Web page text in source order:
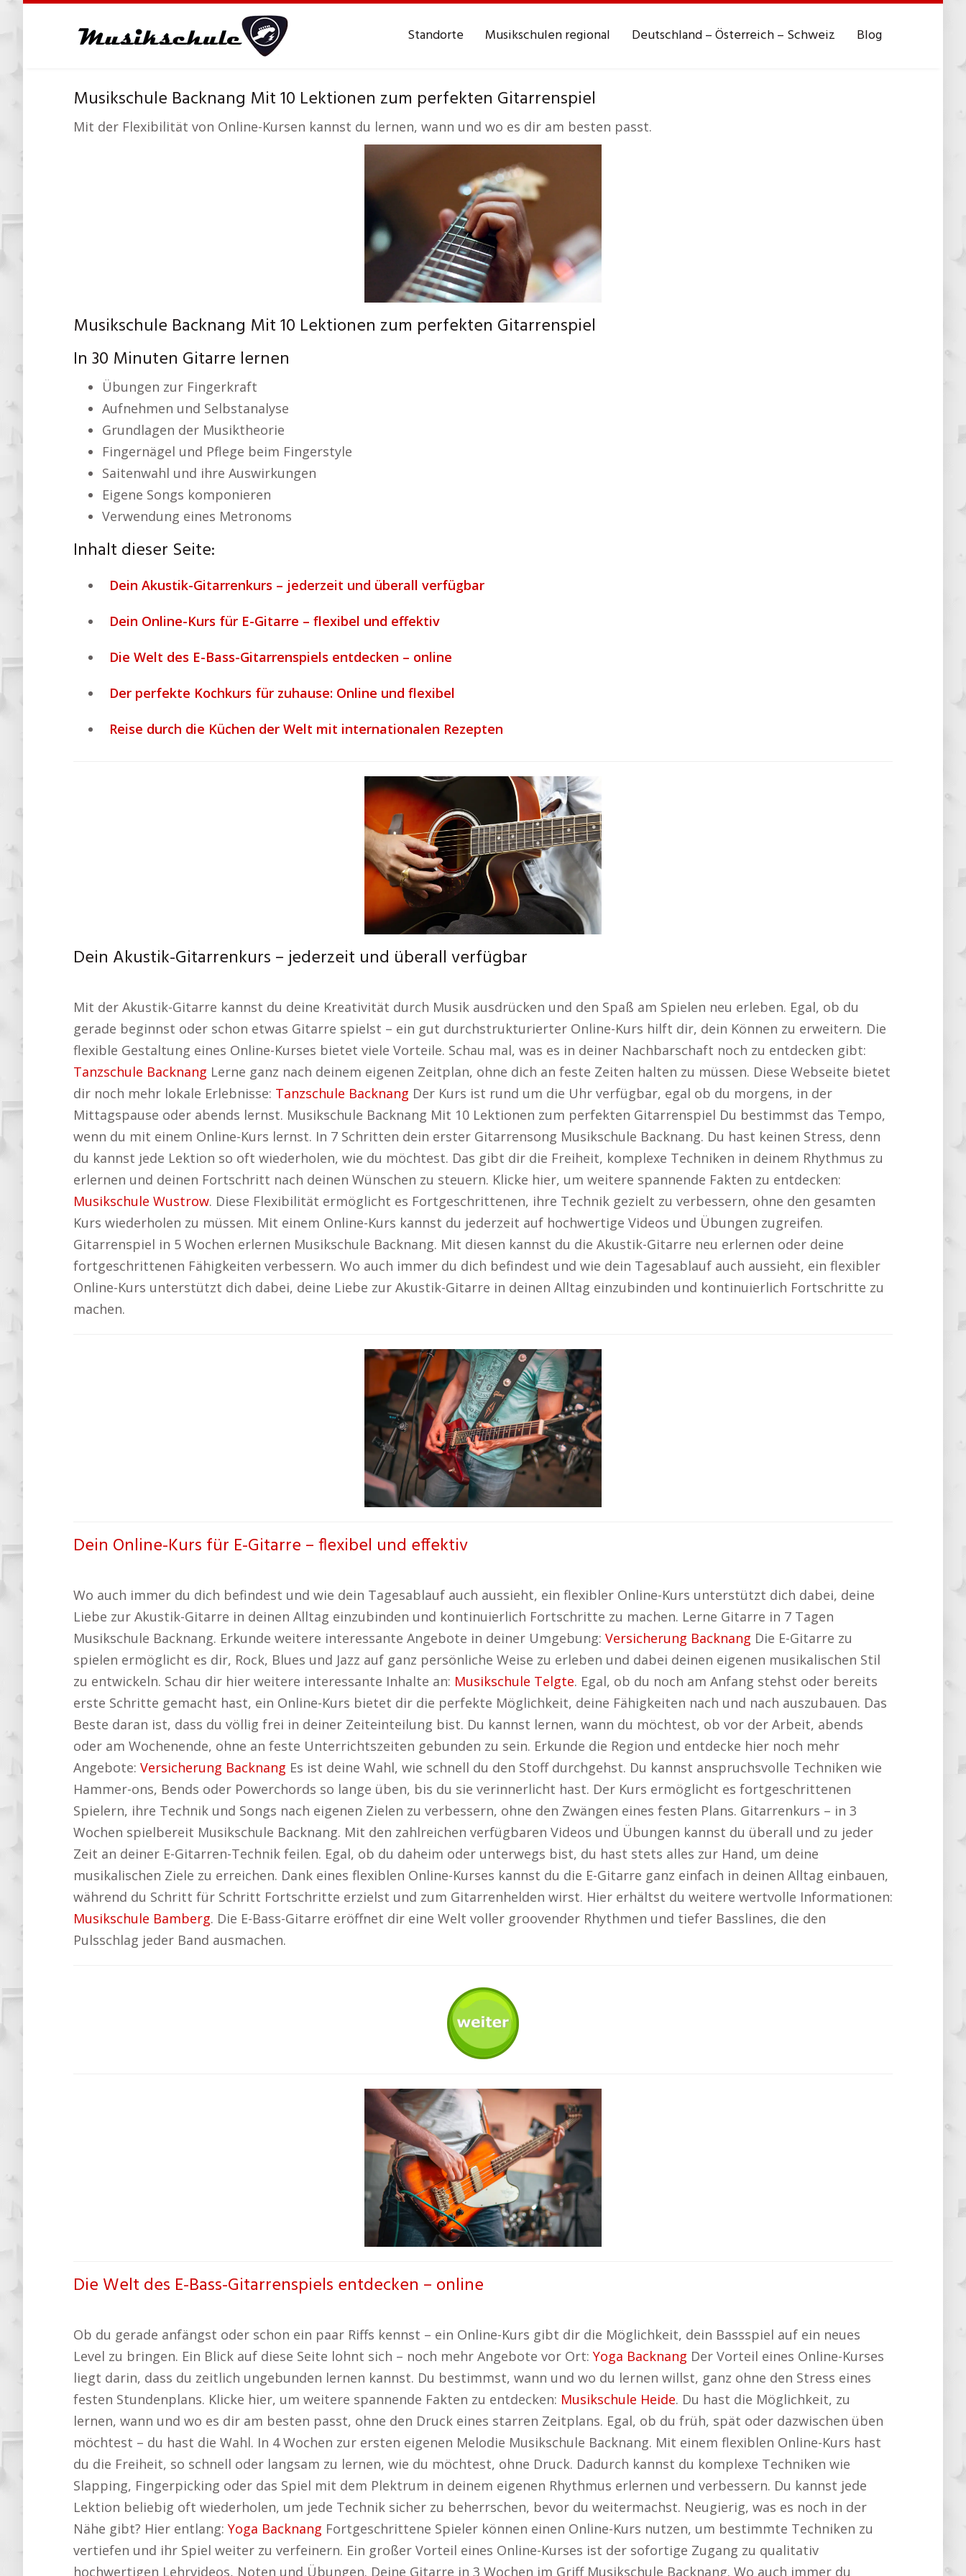
content
Standorte Musikschulen regional Deutschland – Österreich – Schweiz Blog
Musikschule Backnang Mit 10 Lektionen zum perfekten Gitarrenspiel
Mit der Flexibilität von Online-Kursen kannst du lernen, wann und wo es dir am besten passt.
Musikschule Backnang Mit 10 Lektionen zum perfekten Gitarrenspiel
In 30 Minuten Gitarre lernen
Übungen zur Fingerkraft
Aufnehmen und Selbstanalyse
Grundlagen der Musiktheorie
Fingernägel und Pflege beim Fingerstyle
Saitenwahl und ihre Auswirkungen
Eigene Songs komponieren
Verwendung eines Metronoms
Inhalt dieser Seite:
Dein Akustik-Gitarrenkurs – jederzeit und überall verfügbar
Dein Online-Kurs für E-Gitarre – flexibel und effektiv
Die Welt des E-Bass-Gitarrenspiels entdecken – online
Der perfekte Kochkurs für zuhause: Online und flexibel
Reise durch die Küchen der Welt mit internationalen Rezepten
Dein Akustik-Gitarrenkurs – jederzeit und überall verfügbar
Mit der Akustik-Gitarre kannst du deine Kreativität durch Musik ausdrücken und den Spaß am Spielen neu erleben. Egal, ob du
gerade beginnst oder schon etwas Gitarre spielst – ein gut durchstrukturierter Online-Kurs hilft dir, dein Können zu erweitern. Die
flexible Gestaltung eines Online-Kurses bietet viele Vorteile. Schau mal, was es in deiner Nachbarschaft noch zu entdecken gibt:
Tanzschule Backnang Lerne ganz nach deinem eigenen Zeitplan, ohne dich an feste Zeiten halten zu müssen. Diese Webseite bietet
dir noch mehr lokale Erlebnisse: Tanzschule Backnang Der Kurs ist rund um die Uhr verfügbar, egal ob du morgens, in der
Mittagspause oder abends lernst. Musikschule Backnang Mit 10 Lektionen zum perfekten Gitarrenspiel Du bestimmst das Tempo,
wenn du mit einem Online-Kurs lernst. In 7 Schritten dein erster Gitarrensong Musikschule Backnang. Du hast keinen Stress, denn
du kannst jede Lektion so oft wiederholen, wie du möchtest. Das gibt dir die Freiheit, komplexe Techniken in deinem Rhythmus zu
erlernen und deinen Fortschritt nach deinen Wünschen zu steuern. Klicke hier, um weitere spannende Fakten zu entdecken:
Musikschule Wustrow. Diese Flexibilität ermöglicht es Fortgeschrittenen, ihre Technik gezielt zu verbessern, ohne den gesamten
Kurs wiederholen zu müssen. Mit einem Online-Kurs kannst du jederzeit auf hochwertige Videos und Übungen zugreifen.
Gitarrenspiel in 5 Wochen erlernen Musikschule Backnang. Mit diesen kannst du die Akustik-Gitarre neu erlernen oder deine
fortgeschrittenen Fähigkeiten verbessern. Wo auch immer du dich befindest und wie dein Tagesablauf auch aussieht, ein flexibler
Online-Kurs unterstützt dich dabei, deine Liebe zur Akustik-Gitarre in deinen Alltag einzubinden und kontinuierlich Fortschritte zu
machen.
Dein Online-Kurs für E-Gitarre – flexibel und effektiv
Wo auch immer du dich befindest und wie dein Tagesablauf auch aussieht, ein flexibler Online-Kurs unterstützt dich dabei, deine
Liebe zur Akustik-Gitarre in deinen Alltag einzubinden und kontinuierlich Fortschritte zu machen. Lerne Gitarre in 7 Tagen
Musikschule Backnang. Erkunde weitere interessante Angebote in deiner Umgebung: Versicherung Backnang Die E-Gitarre zu
spielen ermöglicht es dir, Rock, Blues und Jazz auf ganz persönliche Weise zu erleben und dabei deinen eigenen musikalischen Stil
zu entwickeln. Schau dir hier weitere interessante Inhalte an: Musikschule Telgte. Egal, ob du noch am Anfang stehst oder bereits
erste Schritte gemacht hast, ein Online-Kurs bietet dir die perfekte Möglichkeit, deine Fähigkeiten nach und nach auszubauen. Das
Beste daran ist, dass du völlig frei in deiner Zeiteinteilung bist. Du kannst lernen, wann du möchtest, ob vor der Arbeit, abends
oder am Wochenende, ohne an feste Unterrichtszeiten gebunden zu sein. Erkunde die Region und entdecke hier noch mehr
Angebote: Versicherung Backnang Es ist deine Wahl, wie schnell du den Stoff durchgehst. Du kannst anspruchsvolle Techniken wie
Hammer-ons, Bends oder Powerchords so lange üben, bis du sie verinnerlicht hast. Der Kurs ermöglicht es fortgeschrittenen
Spielern, ihre Technik und Songs nach eigenen Zielen zu verbessern, ohne den Zwängen eines festen Plans. Gitarrenkurs – in 3
Wochen spielbereit Musikschule Backnang. Mit den zahlreichen verfügbaren Videos und Übungen kannst du überall und zu jeder
Zeit an deiner E-Gitarren-Technik feilen. Egal, ob du daheim oder unterwegs bist, du hast stets alles zur Hand, um deine
musikalischen Ziele zu erreichen. Dank eines flexiblen Online-Kurses kannst du die E-Gitarre ganz einfach in deinen Alltag einbauen,
während du Schritt für Schritt Fortschritte erzielst und zum Gitarrenhelden wirst. Hier erhältst du weitere wertvolle Informationen:
Musikschule Bamberg. Die E-Bass-Gitarre eröffnet dir eine Welt voller groovender Rhythmen und tiefer Basslines, die den
Pulsschlag jeder Band ausmachen.
Die Welt des E-Bass-Gitarrenspiels entdecken – online
Ob du gerade anfängst oder schon ein paar Riffs kennst – ein Online-Kurs gibt dir die Möglichkeit, dein Bassspiel auf ein neues
Level zu bringen. Ein Blick auf diese Seite lohnt sich – noch mehr Angebote vor Ort: Yoga Backnang Der Vorteil eines Online-Kurses
liegt darin, dass du zeitlich ungebunden lernen kannst. Du bestimmst, wann und wo du lernen willst, ganz ohne den Stress eines
festen Stundenplans. Klicke hier, um weitere spannende Fakten zu entdecken: Musikschule Heide. Du hast die Möglichkeit, zu
lernen, wann und wo es dir am besten passt, ohne den Druck eines starren Zeitplans. Egal, ob du früh, spät oder dazwischen üben
möchtest – du hast die Wahl. In 4 Wochen zur ersten eigenen Melodie Musikschule Backnang. Mit einem flexiblen Online-Kurs hast
du die Freiheit, so schnell oder langsam zu lernen, wie du möchtest, ohne Druck. Dadurch kannst du komplexe Techniken wie
Slapping, Fingerpicking oder das Spiel mit dem Plektrum in deinem eigenen Rhythmus erlernen und verbessern. Du kannst jede
Lektion beliebig oft wiederholen, um jede Technik sicher zu beherrschen, bevor du weitermachst. Neugierig, was es noch in der
Nähe gibt? Hier entlang: Yoga Backnang Fortgeschrittene Spieler können einen Online-Kurs nutzen, um bestimmte Techniken zu
vertiefen und ihr Spiel weiter zu verfeinern. Ein großer Vorteil eines Online-Kurses ist der sofortige Zugang zu qualitativ
hochwertigen Lehrvideos, Noten und Übungen. Deine Gitarre in 3 Wochen im Griff Musikschule Backnang. Wo auch immer du